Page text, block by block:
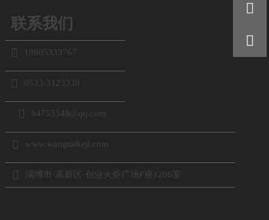
联系我们
 18605333767
 0533-3123339
 84753348@qq.com
 www.wangtaikeji.com
 淄博市·高新区·创业火炬广场F座1206室

